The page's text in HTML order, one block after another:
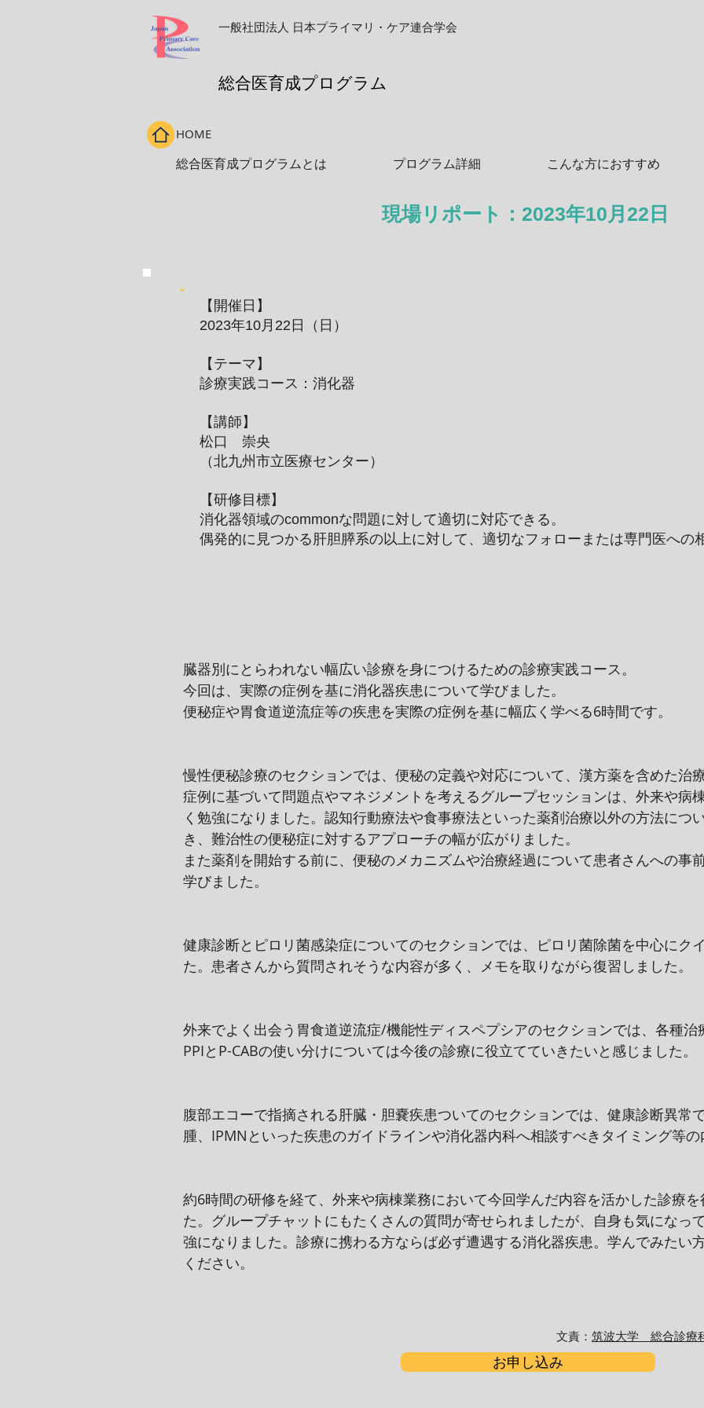
一般社団法人 日本プライマリ・ケア連合学会
​総合医育成プログラム
HOME
総合医育成プログラムとは
プログラム詳細 こんな方におすすめ
​現場リポート：2023年10月22日
臓器別にとらわれない幅広い診療を身につけるための診療実践コース。
今回は、実際の症例を基に消化器疾患について学びました。
便秘症や胃食道逆流症等の疾患を実際の症例を基に幅広く学べる6時間です。
慢性便秘診療のセクションでは、便秘の定義や対応について、漢方薬を含めた治
症例に基づいて問題点やマネジメントを考えるグループセッションは、外来や病
く勉強になりました。認知行動療法や食事療法といった薬剤治療以外の方法につ
き、難治性の便秘症に対するアプローチの幅が広がりました。
また薬剤を開始する前に、便秘のメカニズムや治療経過について患者さんへの事
学びました。
健康診断とピロリ菌感染症についてのセクションでは、ピロリ菌除菌を中心にク
た。患者さんから質問されそうな内容が多く、メモを取りながら復習しました。
外来でよく出会う胃食道逆流症/機能性ディスペプシアのセクションでは、各種治
PPIとP-CABの使い分けについては今後の診療に役立てていきたいと感じました。
腹部エコーで指摘される肝臓・胆嚢疾患ついてのセクションでは、健康診断異常
腫、IPMNといった疾患のガイドラインや消化器内科へ相談すべきタイミング等の
約6時間の研修を経て、外来や病棟業務において今回学んだ内容を活かした診療
た。グループチャットにもたくさんの質問が寄せられましたが、自身も気になっ
強になりました。診療に携わる方ならば必ず遭遇する消化器疾患。学んでみたい
ください。
文責： 筑波大学 総合診
お申し込み
【開催日】
2023年10月22日（日）
【テーマ】
診療実践コース：消化器
【講師】
松口 崇央
（北九州市立医療センター）
​【研修目標】
消化器領域のcommonな問題に対して適切に対応できる。
偶発的に見つかる肝胆膵系の以上に対して、適切なフォローまたは専門医への